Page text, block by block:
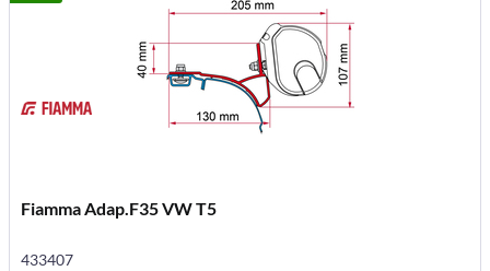
Fiamma Adap.F35 VW T5
433407